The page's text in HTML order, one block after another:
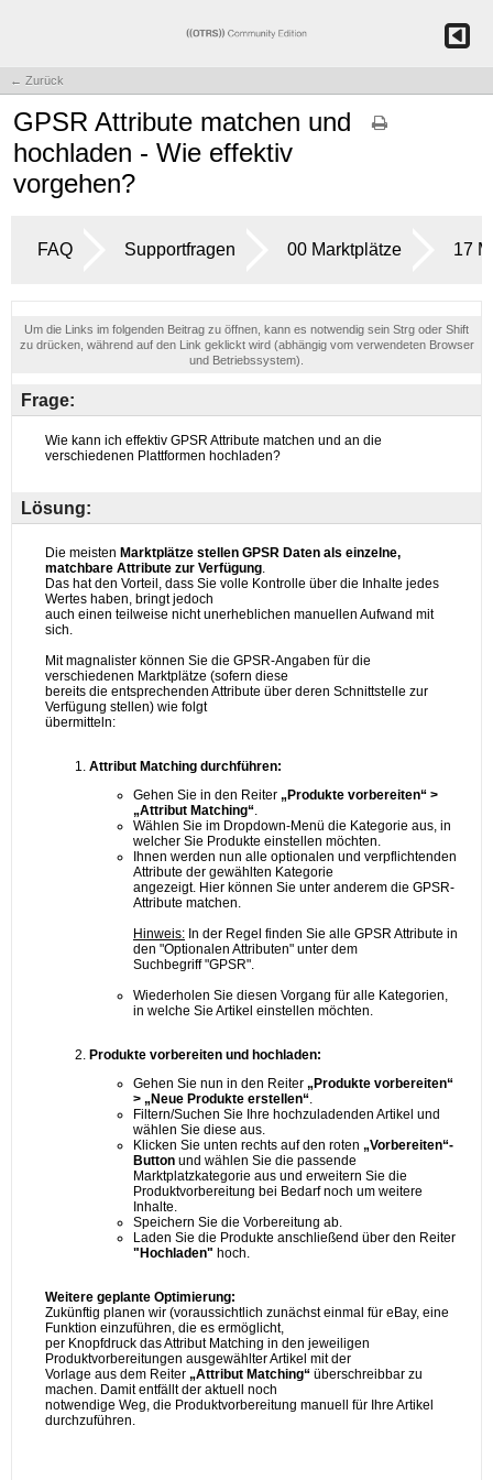
← Zurück
GPSR Attribute matchen und
hochladen - Wie effektiv
vorgehen?
FAQ Supportfragen 00 Marktplätze 17
Um die Links im folgenden Beitrag zu öffnen, kann es notwendig sein Strg oder Shift
zu drücken, während auf den Link geklickt wird (abhängig vom verwendeten Browser
und Betriebssystem).
Frage:
Lösung: